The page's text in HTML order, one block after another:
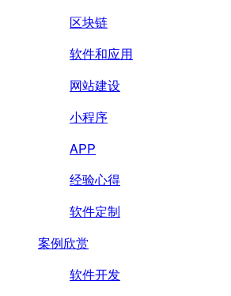
区块链
软件和应用
网站建设
小程序
APP
经验心得
软件定制
案例欣赏
软件开发